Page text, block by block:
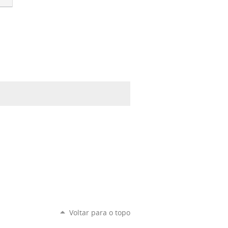
Voltar para o topo